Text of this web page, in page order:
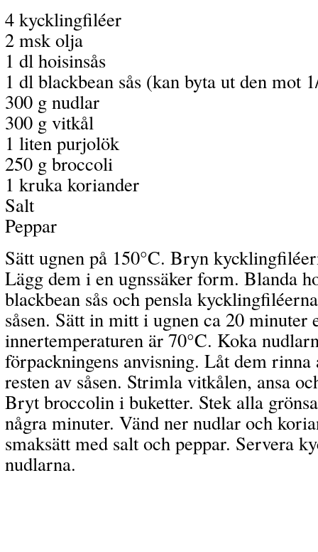
4 kycklingfiléer
2 msk olja
1 dl hoisinsås
1 dl blackbean sås (kan byta ut den mot
300 g nudlar
300 g vitkål
1 liten purjolök
250 g broccoli
1 kruka koriander
Salt
Peppar
Sätt ugnen på 150°C. Bryn
Lägg dem i en ugnssäker form. Blanda
blackbean sås och pensla
såsen. Sätt in mitt i ugnen ca 20 minuter
innertemperaturen är 70°C. Koka
förpackningens anvisning. Låt dem rinna
resten av såsen. Strimla vitkålen, ansa
Bryt broccolin i buketter. Stek alla
några minuter. Vänd ner nudlar och
smaksätt med salt och peppar. Servera
nudlarna.